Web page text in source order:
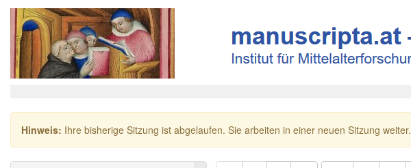
Hinweis: Ihre bisherige Sitzung ist abgelaufen. Sie arbeiten in einer neuen Sitzung weiter.